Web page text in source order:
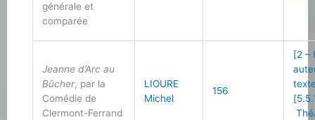
générale et
comparée
Jeanne d’Arc au
Bûcher, par la
Comédie de
Clermont-Ferrand
LIOURE
Michel
156
[2 –